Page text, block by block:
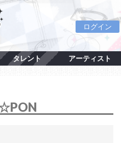
ログイン
タレント アーティスト